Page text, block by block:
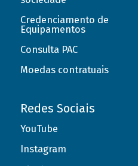
Credenciamento de
Equipamentos
Consulta PAC
Moedas contratuais
Redes Sociais
YouTube
Instagram